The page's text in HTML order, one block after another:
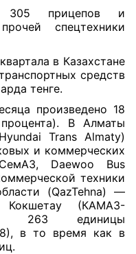
305 прицепов и
спецтехники
в Казахстане
средств
тенге.
произведено 18
В Алматы
Trans Almaty)
и коммерческих
Daewoo Bus
техники
(QazTehna) —
(КАМАЗ-
263 единицы
в то время как в